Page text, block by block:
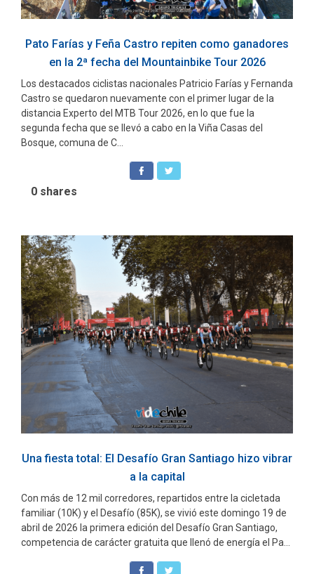
Pato Farías y Feña Castro repiten como ganadores
en la 2ª fecha del Mountainbike Tour 2026
Los destacados ciclistas nacionales Patricio Farías y Fernanda
Castro se quedaron nuevamente con el primer lugar de la
distancia Experto del MTB Tour 2026, en lo que fue la
segunda fecha que se llevó a cabo en la Viña Casas del
Bosque, comuna de C...
0 shares
Una fiesta total: El Desafío Gran Santiago hizo vibrar
a la capital
Con más de 12 mil corredores, repartidos entre la cicletada
familiar (10K) y el Desafío (85K), se vivió este domingo 19 de
abril de 2026 la primera edición del Desafío Gran Santiago,
competencia de carácter gratuita que llenó de energía el Pa...